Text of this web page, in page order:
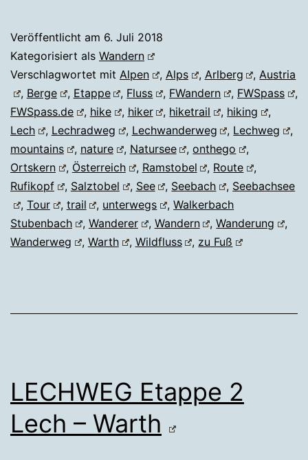
Veröffentlicht am 6. Juli 2018
Kategorisiert als Wandern
Verschlagwortet mit Alpen , Alps , Arlberg ,Austria
, Berge , Etappe , Fluss , FWandern , FWSpass
,
FWSpass.de
, hike , hiker , hiketrail , hiking
,
Lech
, Lechradweg , Lechwanderweg , Lechweg
,
mountains
, nature , Natursee ,onthego
,
Ortskern
, Österreich , Ramstobel , Route
,
Rufikopf
, Salztobel , See , Seebach , Seebachsee
, Tour , trail , unterwegs ,Walkerbach
Stubenbach
, Wanderer , Wandern ,Wanderung
,
Wanderweg
, Warth , Wildfluss , zu Fuß
LECHWEG Etappe 2
Lech – Warth